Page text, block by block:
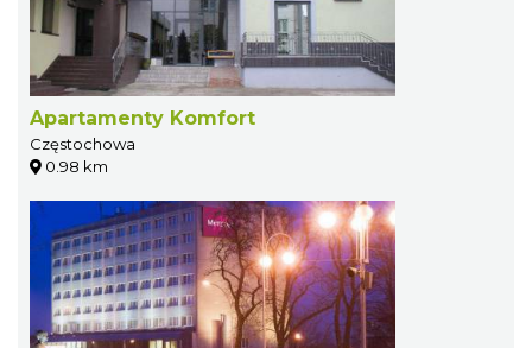
Apartamenty Komfort
Częstochowa
0.98 km